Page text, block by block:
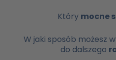
Który mocne
W jaki sposób możesz
do dalszego